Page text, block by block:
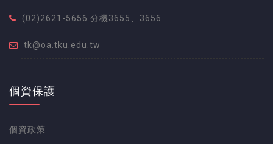
(02)2621-5656 分機3655、3656
tk@oa.tku.edu.tw
個資保護
個資政策